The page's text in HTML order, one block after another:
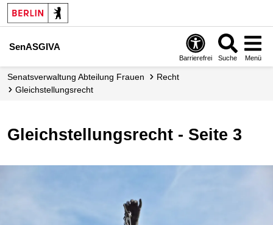
SenASGIVA
Barrierefrei Suche Menü
Senats­verwaltung Abteilung Frauen
Recht
Gleichstellungs­recht
Gleichstellungsrecht - Seite 3